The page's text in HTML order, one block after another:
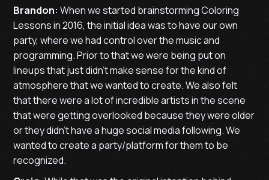
Brandon:When we started brainstorming Coloring
Lessons in 2016, the initial idea was to have our own
party, where we had control over the music and
programming. Prior to that we were being put on
lineups that just didn’t make sense for the kind of
atmosphere that we wanted to create. We also felt
that there were a lot of incredible artists in the scene
that were getting overlooked because they were older
or they didn’t have a huge social media following. We
wanted to create a party/platform for them to be
recognized.